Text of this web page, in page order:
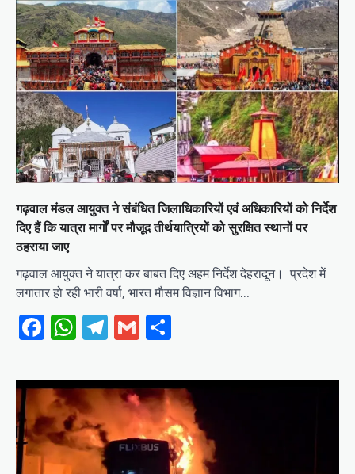
गढ़वाल मंडल आयुक्त ने संबंधित जिलाधिकारियों एवं अधिकारियों को निर्देश
दिए हैं कि यात्रा मार्गों पर मौजूद तीर्थयात्रियों को सुरक्षित स्थानों पर
ठहराया जाए
गढ़वाल आयुक्त ने यात्रा कर बाबत दिए अहम निर्देश देहरादून। प्रदेश में
लगातार हो रही भारी वर्षा, भारत मौसम विज्ञान विभाग…
Facebook
WhatsApp
Telegram
Gmail